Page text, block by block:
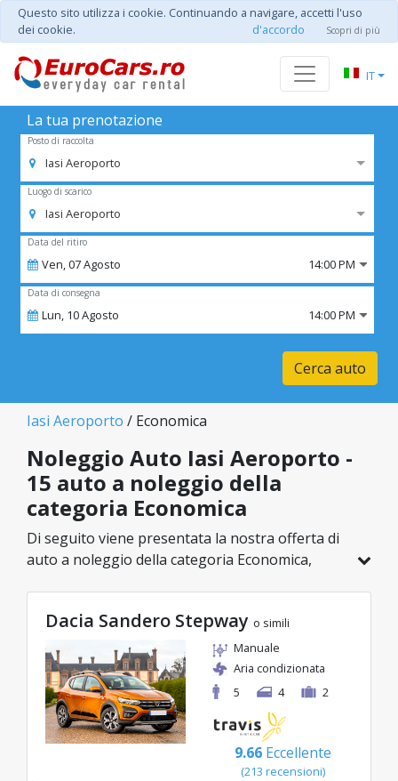
Questo sito utilizza i cookie. Continuando a navigare, accetti l'uso
dei cookie.
d'accordo Scopri di più
IT
La tua prenotazione
Posto di raccolta
Iasi Aeroporto
Luogo di scarico
Iasi Aeroporto
Data del ritiro
Ven,07Agosto 14:00 PM
Data di consegna
Lun, 10Agosto 14:00 PM
Cerca auto
Iasi Aeroporto / Economica
Noleggio Auto Iasi Aeroporto -
15 auto a noleggio della
categoria Economica
Di seguito viene presentata la nostra offerta di
auto a noleggio della categoria Economica,
modello ideale nella categoria selezionata, con
tariffe vantaggiose a partire da soli 21€/giorno.
Dacia Sandero Stepway o simili
Manuale
Aria condizionata
5
4 2
9.66 Eccellente
(213 recensioni)